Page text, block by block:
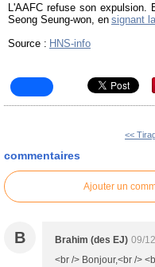
L'AAFC refuse son expulsion.
Seong Seung-won, en signant
Source : HNS-info
<<
commentaires
Ajouter un
B Brahim (des EJ) 09/
<br /> Bonjour,<br />